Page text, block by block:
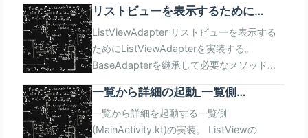
リストビューを表示するために
ListViewAdapterを実装する
ListViewAdapter リストビューを表示する
ためにListViewAdapterを実装する。
BaseAdapterを継承して必要なメソッドを
getCount(): Int fun getItem(position: Int):
Any? fun getItemId(position: Int): Long
fun getView(position:Int,convertView:
一覧から詳細の起動_一覧側
(MainActivity)
一覧から詳細を起動する一覧側
(MainActivity.kt)の実装。 ListViewの